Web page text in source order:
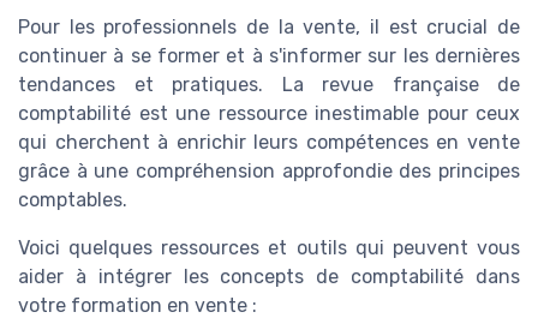
Pour les professionnels de la vente, il est crucial de
continuer à se former et à s'informer sur les dernières
tendances et pratiques. La revue française de
comptabilité est une ressource inestimable pour ceux
qui cherchent à enrichir leurs compétences en vente
grâce à une compréhension approfondie des principes
comptables.
Voici quelques ressources et outils qui peuvent vous
aider à intégrer les concepts de comptabilité dans
votre formation en vente :